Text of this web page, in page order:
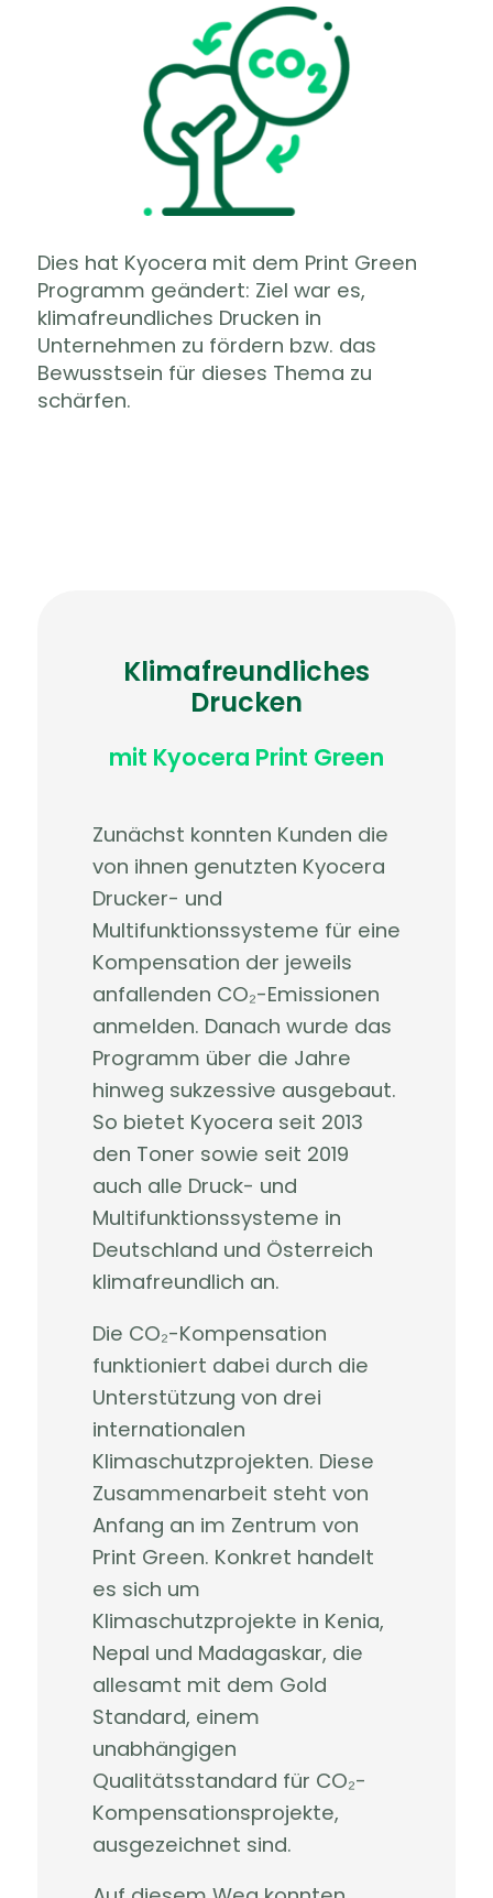
Dies hat Kyocera mit dem Print Green
Programm geändert: Ziel war es,
klimafreundliches Drucken in
Unternehmen zu fördern bzw. das
Bewusstsein für dieses Thema zu
schärfen.
Klimafreundliches
Drucken
mit Kyocera Print Green
Zunächst konnten Kunden die
von ihnen genutzten Kyocera
Drucker- und
Multifunktionssysteme für eine
Kompensation der jeweils
anfallenden CO₂-Emissionen
anmelden. Danach wurde das
Programm über die Jahre
hinweg sukzessive ausgebaut.
So bietet Kyocera seit 2013
den Toner sowie seit 2019
auch alle Druck- und
Multifunktionssysteme in
Deutschland und Österreich
klimafreundlich an.
Die CO₂-Kompensation
funktioniert dabei durch die
Unterstützung von drei
internationalen
Klimaschutzprojekten. Diese
Zusammenarbeit steht von
Anfang an im Zentrum von
Print Green. Konkret handelt
es sich um
Klimaschutzprojekte in Kenia,
Nepal und Madagaskar, die
allesamt mit dem Gold
Standard, einem
unabhängigen
Qualitätsstandard für CO₂-
Kompensationsprojekte,
ausgezeichnet sind.